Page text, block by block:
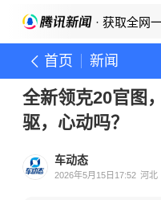
· 获取全网
首页 新闻
全新领克20官图
驱，心动吗？
车动态
2026年5月15日17:52 河北